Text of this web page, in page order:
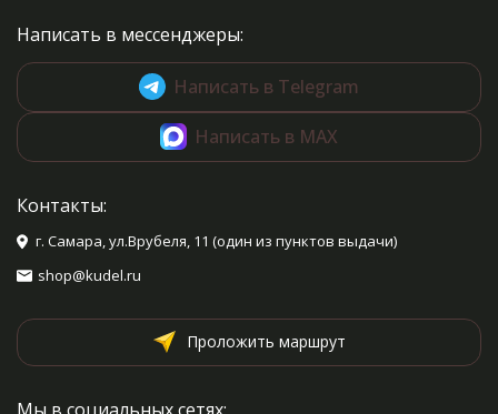
Написать в мессенджеры:
Написать в Telegram
Написать в MAX
Контакты:
г. Самара, ул.Врубеля, 11 (один из пунктов выдачи)
shop@kudel.ru
Проложить маршрут